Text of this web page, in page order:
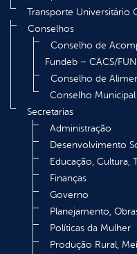
Transporte Universitário
Conselhos
Conselho de
Fundeb – CACS/
Conselho de
Conselho
Secretarias
Administração
Desenvolvimento
Educação, Cultura,
Finanças
Governo
Planejamento,
Políticas da Mulher
Produção Rural,